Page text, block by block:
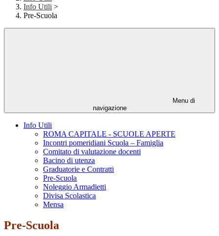
Info Utili >
Pre-Scuola
Menu di
navigazione
Info Utili
ROMA CAPITALE - SCUOLE APERTE
Incontri pomeridiani Scuola – Famiglia
Comitato di valutazione docenti
Bacino di utenza
Graduatorie e Contratti
Pre-Scuola
Noleggio Armadietti
Divisa Scolastica
Mensa
Pre-Scuola